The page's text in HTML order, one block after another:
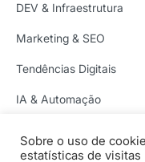
DEV & Infraestrutura
Marketing & SEO
Tendências Digitais
IA & Automação
Copyright © 1997-2026
Sobre o uso de
estatísticas de visitas